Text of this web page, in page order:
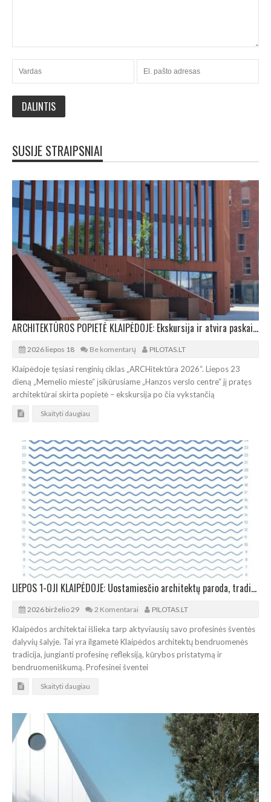
SUSIJE STRAIPSNIAI
ARCHITEKTŪROS POPIETĖ KLAIPĖDOJE: Ekskursija ir atvira paskaita „Hanzos verslo centre“
2026 liepos 18 Be komentarų PILOTAS.LT
Klaipėdoje tęsiasi renginių ciklas „ARCHitektūra 2026“. Liepos 23
dieną „Memelio mieste“ įsikūrusiame „Hanzos verslo centre“ jį pratęs
architektūrai skirta popietė – ekskursija po čia vykstančią
Skaityti daugiau
LIEPOS 1-OJI KLAIPĖDOJE: Uostamiesčio architektų paroda, tradicinė regata ir piknikas
2026 birželio 29 2 Komentarai PILOTAS.LT
Klaipėdos architektai išlieka tarp aktyviausių savo profesinės šventės
dalyvių šalyje. Tai yra ilgametė Klaipėdos architektų bendruomenės
tradicija, jungianti profesinę refleksiją, kūrybos pristatymą ir
bendruomeniškumą. Profesinei šventei
Skaityti daugiau